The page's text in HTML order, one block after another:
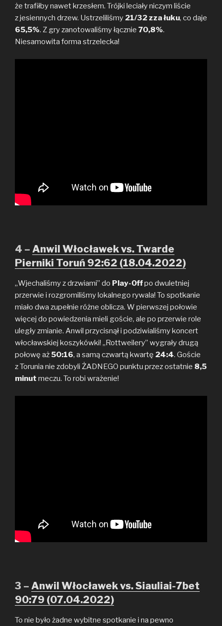
że trafiłby nawet krzesłem. Trójki leciały niczym liście
z jesiennych drzew. Ustrzeliliśmy 21/32 zza łuku, co daje
65,5%. Z gry zanotowaliśmy łącznie 70,8%.
Niesamowita forma strzelecka!
4 – Anwil Włocławek vs. Twarde
Pierniki Toruń 92:62 (18.04.2022)
„Wjechaliśmy z drzwiami” do Play-Offpo dwuletniej
przerwie i rozgromiliśmy lokalnego rywala! To spotkanie
miało dwa zupełnie różne oblicza. W pierwszej połowie
więcej do powiedzenia mieli goście, ale po przerwie role
uległy zmianie. Anwil przycisnął i podziwialiśmy koncert
włocławskiej koszykówki! „Rottweilery” wygrały drugą
połowę aż50:16, a samą czwartą kwartę 24:4. Goście
z Torunia nie zdobyli ŻADNEGO punktu przez ostatnie 8,5
minut meczu. To robi wrażenie!
3 – Anwil Włocławek vs. Siauliai-7bet
90:79 (07.04.2022)
To nie było żadne wybitne spotkanie i na pewno